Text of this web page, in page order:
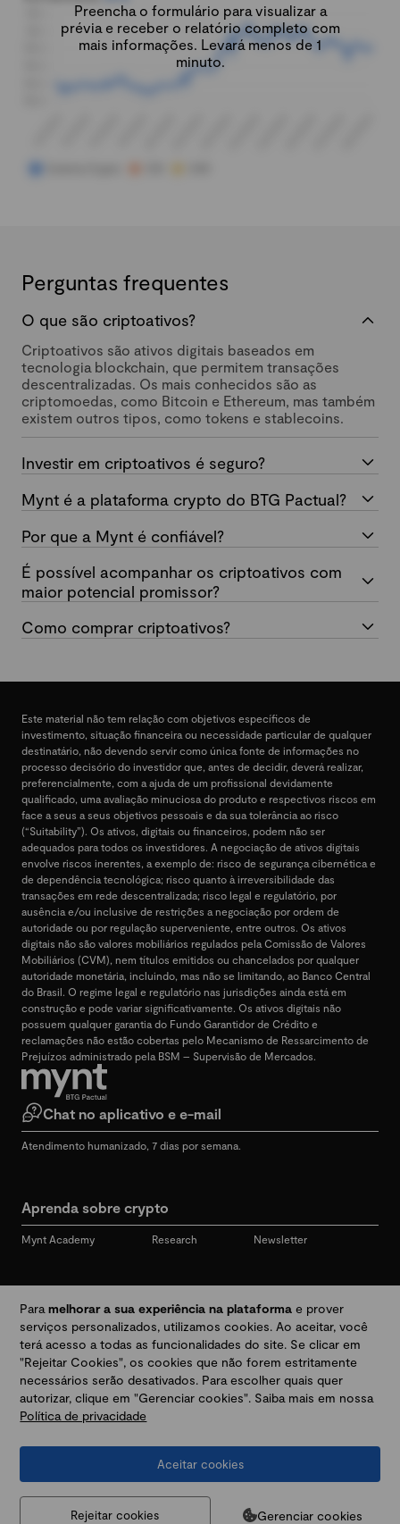
Preencha o formulário para visualizar a
prévia e receber o relatório completo com
mais informações. Levará menos de 1
minuto.
Perguntas frequentes
O que são criptoativos?
Criptoativos são ativos digitais baseados em
tecnologia blockchain, que permitem transações
descentralizadas. Os mais conhecidos são as
criptomoedas, como Bitcoin e Ethereum, mas também
existem outros tipos, como tokens e stablecoins.
Investir em criptoativos é seguro?
Mynt é a plataforma crypto do BTG Pactual?
Por que a Mynt é confiável?
É possível acompanhar os criptoativos com
maior potencial promissor?
Como comprar criptoativos?
Este material não tem relação com objetivos específicos de
investimento, situação financeira ou necessidade particular de qualquer
destinatário, não devendo servir como única fonte de informações no
processo decisório do investidor que, antes de decidir, deverá realizar,
preferencialmente, com a ajuda de um profissional devidamente
qualificado, uma avaliação minuciosa do produto e respectivos riscos em
face a seus a seus objetivos pessoais e da sua tolerância ao risco
(“Suitability”). Os ativos, digitais ou financeiros, podem não ser
adequados para todos os investidores. A negociação de ativos digitais
envolve riscos inerentes, a exemplo de: risco de segurança cibernética e
de dependência tecnológica; risco quanto à irreversibilidade das
transações em rede descentralizada; risco legal e regulatório, por
ausência e/ou inclusive de restrições a negociação por ordem de
autoridade ou por regulação superveniente, entre outros. Os ativos
digitais não são valores mobiliários regulados pela Comissão de Valores
Mobiliários (CVM), nem títulos emitidos ou chancelados por qualquer
autoridade monetária, incluindo, mas não se limitando, ao Banco Central
do Brasil. O regime legal e regulatório nas jurisdições ainda está em
construção e pode variar significativamente. Os ativos digitais não
possuem qualquer garantia do Fundo Garantidor de Crédito e
reclamações não estão cobertas pelo Mecanismo de Ressarcimento de
Prejuízos administrado pela BSM – Supervisão de Mercados.
Aprenda sobre crypto
Mynt Academy Research Newsletter
Chat no aplicativo e e-mail
Atendimento humanizado, 7 dias por semana.
Redes sociais
Desbloqueie seu mundo crypto
Av. Brigadeiro Faria Lima, 3447, 9 andar - sala 11 - Itaim Bibi - São Paulo, SP, 04538-133,
Prevenção a golpes e fraudes|Regulamentos
Paramelhorar a sua experiência na plataforma e prover
serviços personalizados, utilizamos cookies. Ao aceitar, você
terá acesso a todas as funcionalidades do site. Se clicar em
"Rejeitar Cookies", os cookies que não forem estritamente
necessários serão desativados. Para escolher quais quer
autorizar, clique em "Gerenciar cookies". Saiba mais em nossa
Política de privacidade
Gerenciar cookies
Aceitar cookies
Rejeitar cookies